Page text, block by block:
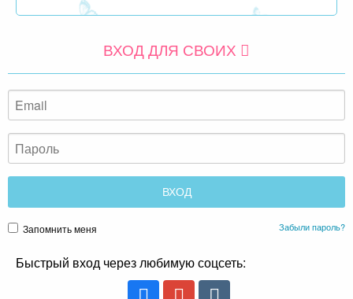
ВХОД ДЛЯ СВОИХ
Запомнить меня Забыли пароль?
Быстрый вход через любимую соцсеть: